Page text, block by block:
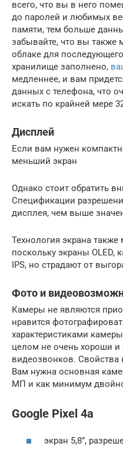
всего, что вы в него
до паролей и любимых
памяти, тем больше
забывайте, что вы также
облаке для
хранилище заполнено,
медленнее, и вам
данных с телефона, что
искать по крайней мере
Дисплей
Если вам нужен
меньший экран
Однако стоит обратить
Спецификации
дисплея, чем выше
Технология экрана
поскольку экраны OLED,
IPS, но страдают от
Фото и
Камеры не являются
нравится
характеристиками
целом не очень хороши и
видеозвонков. Свойства
Вам нужна основная
МП и как минимум
Google Pixel 4a
экран 5,8”,